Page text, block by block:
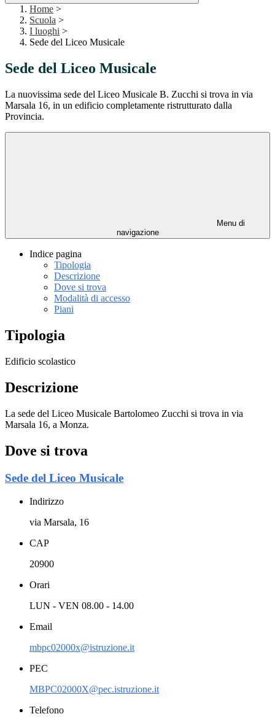
Home >
Scuola >
I luoghi >
Sede del Liceo Musicale
Sede del Liceo Musicale
La nuovissima sede del Liceo Musicale B. Zucchi si trova in via
Marsala 16, in un edificio completamente ristrutturato dalla
Provincia.
Menu di
navigazione
Indice pagina
Tipologia
Descrizione
Dove si trova
Modalità di accesso
Piani
Tipologia
Edificio scolastico
Descrizione
La sede del Liceo Musicale Bartolomeo Zucchi si trova in via
Marsala 16, a Monza.
Dove si trova
Sede del Liceo Musicale
Indirizzo
via Marsala, 16
CAP
20900
Orari
LUN - VEN 08.00 - 14.00
Email
mbpc02000x@istruzione.it
PEC
MBPC02000X@pec.istruzione.it
Telefono